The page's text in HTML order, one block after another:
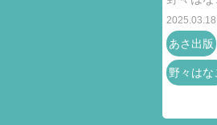
あさ出版
野々はな